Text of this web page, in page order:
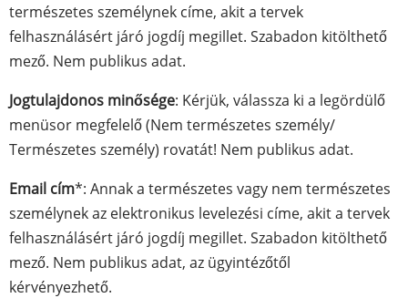
természetes személynek címe, akit a tervek
felhasználásért járó jogdíj megillet. Szabadon kitölthető
mező. Nem publikus adat.
Jogtulajdonos minősége: Kérjük, válassza ki a legördülő
menüsor megfelelő (Nem természetes személy/
Természetes személy) rovatát! Nem publikus adat.
Email cím*: Annak a természetes vagy nem természetes
személynek az elektronikus levelezési címe, akit a tervek
felhasználásért járó jogdíj megillet. Szabadon kitölthető
mező. Nem publikus adat, az ügyintézőtől
kérvényezhető.